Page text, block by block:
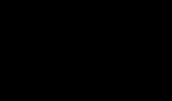
Результат превзошел ожидания, принесли